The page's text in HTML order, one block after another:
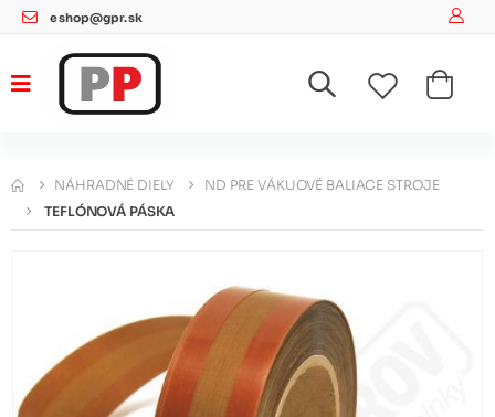
eshop@gpr.sk
NÁHRADNÉ DIELY
ND PRE VÁKUOVÉ BALIACE STROJE
TEFLÓNOVÁ PÁSKA